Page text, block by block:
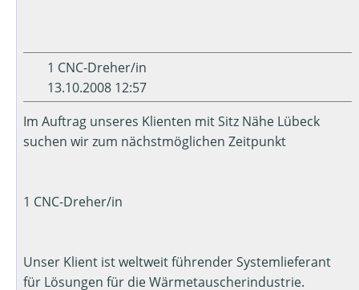
1 CNC-Dreher/in
13.10.2008 12:57
Im Auftrag unseres Klienten mit Sitz Nähe Lübeck
suchen wir zum nächstmöglichen Zeitpunkt
1 CNC-Dreher/in
Unser Klient ist weltweit führender Systemlieferant
für Lösungen für die Wärmetauscherindustrie.